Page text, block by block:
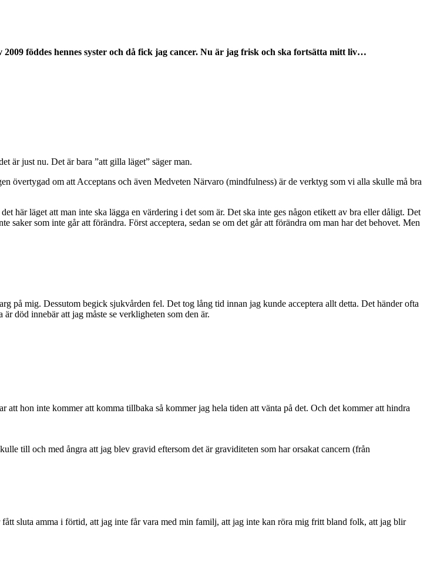
föddes hennes syster och då fick jag cancer. Nu är jag frisk och ska fortsätta mitt liv…
är just nu. Det är bara ”att gilla läget” säger man.
övertygad om att Acceptans och även Medveten Närvaro (mindfulness) är de verktyg som vi alla skulle må bra
här läget att man inte ska lägga en värdering i det som är. Det ska inte ges någon etikett av bra eller dåligt. Det
som inte går att förändra. Först acceptera, sedan se om det går att förändra om man har det behovet. Men
på mig. Dessutom begick sjukvården fel. Det tog lång tid innan jag kunde acceptera allt detta. Det händer ofta
död innebär att jag måste se verkligheten som den är.
hon inte kommer att komma tillbaka så kommer jag hela tiden att vänta på det. Och det kommer att hindra
till och med ångra att jag blev gravid eftersom det är graviditeten som har orsakat cancern (från
sluta amma i förtid, att jag inte får vara med min familj, att jag inte kan röra mig fritt bland folk, att jag blir